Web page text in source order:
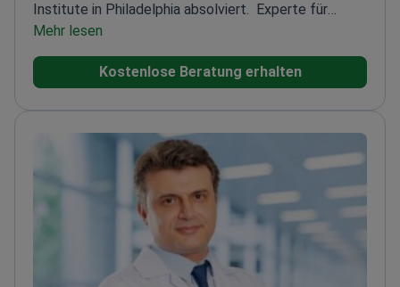
Institute in Philadelphia absolviert.
Experte für
komplexe Netzhaut- und
HornhautbehandlungenInhaber des angesehenen
ICO-STAAR Surgical Fellowship für Vitreoretinale
über innovative AugenbehandlungenAktives Mitglied
der Türkischen Ophthalmologischen Gesellschaft
Mehr lesen
Kostenlose Beratung erhalten